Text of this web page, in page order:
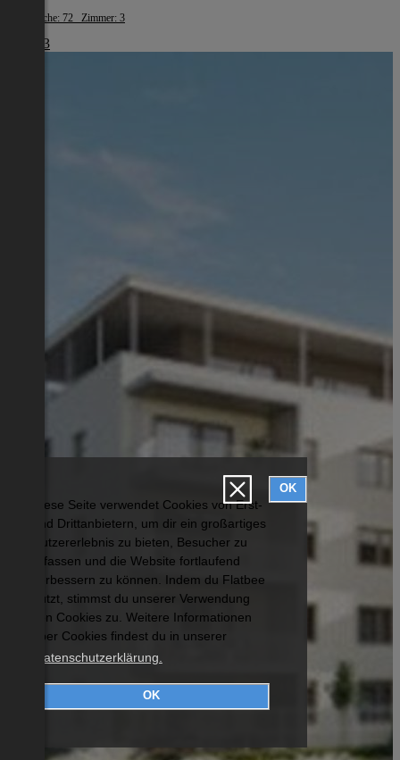
Diese Seite verwendet Cookies von Erst-
und Drittanbietern, um dir ein großartiges
Nutzererlebnis zu bieten, Besucher zu
erfassen und die Website fortlaufend
verbessern zu können. Indem du Flatbee
nutzt, stimmst du unserer Verwendung
von Cookies zu. Weitere Informationen
über Cookies findest du in unserer
Datenschutzerklärung.
OK
OK
Wohnfläche: 72 Zimmer: 3
€ 1.483